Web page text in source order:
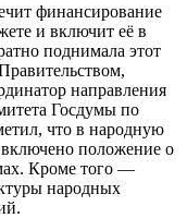
финансирование
и включит её в
поднимала этот
направления
Госдумы по
что в народную
положение о
Кроме того —
народных